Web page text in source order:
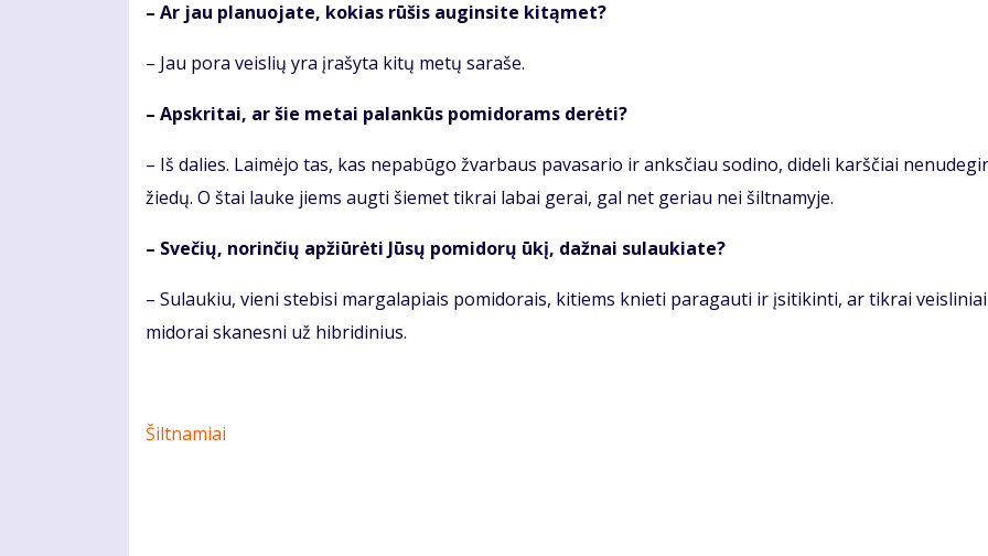
– Ar jau pla­nuo­ja­te, ko­kias rū­šis au­gin­si­te ki­tą­met?
– Jau po­ra veis­lių yra įra­šy­ta ki­tų me­tų sa­ra­še.
– Ap­skri­tai, ar šie me­tai pa­lan­kūs po­mi­do­rams de­rė­ti?
– Iš da­lies. Lai­mė­jo tas, kas ne­pa­bū­go žvar­baus pa­va­sa­rio ir anks­čiau so­di­no, di­de­li karš­čiai
žie­dų. O štai lau­ke jiems aug­ti šie­met tik­rai la­bai ge­rai, gal net ge­riau nei šilt­na­my­je.
– Sve­čių, no­rin­čių ap­žiū­rė­ti Jū­sų po­mi­do­rų ūkį, daž­nai su­lau­kia­te?
– Su­lau­kiu, vie­ni ste­bi­si mar­ga­la­piais po­mi­do­rais, ki­tiems knie­ti pa­ra­gau­ti ir įsi­ti­kin­ti, ar tik­rai
mi­do­rai ska­nes­ni už hib­ri­di­nius.
Šiltnamiai